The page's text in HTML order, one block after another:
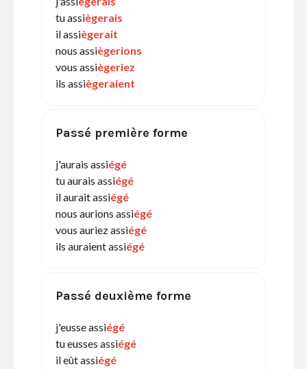
tu assiègerais
il assiègerait
nous assiègerions
vous assiègeriez
ils assiègeraient
Passé première forme
j'aurais assiégé
tu aurais assiégé
il aurait assiégé
nous aurions assiégé
vous auriez assiégé
ils auraient assiégé
Passé deuxième forme
j'eusse assiégé
tu eusses assiégé
il eût assiégé